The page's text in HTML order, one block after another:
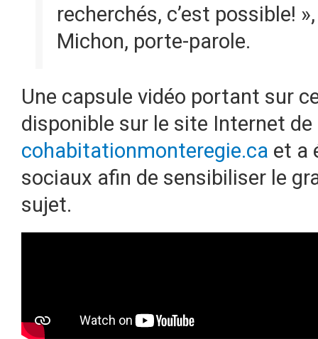
recherchés, c’est possible!
Michon, porte-parole.
Une capsule vidéo portant sur
disponible sur le site Internet
cohabitationmonteregie.ca et a
sociaux afin de sensibiliser le
sujet.